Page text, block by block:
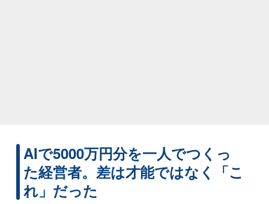
AIで5000万円分を一人でつくっ
た経営者。差は才能ではなく「こ
れ」だった